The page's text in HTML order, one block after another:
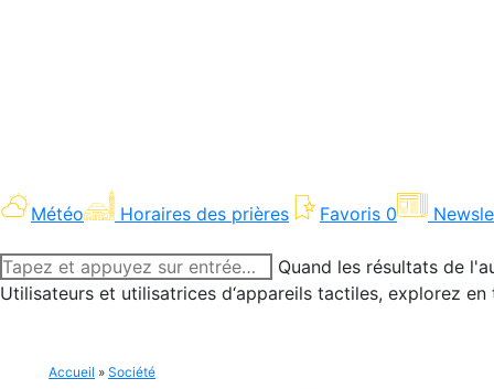
Météo Horaires des prières Favoris 0
Recherche
:
Quand les résultats de
Utilisateurs et utilisatrices d‘appareils tactiles, explorez
Accueil » Société